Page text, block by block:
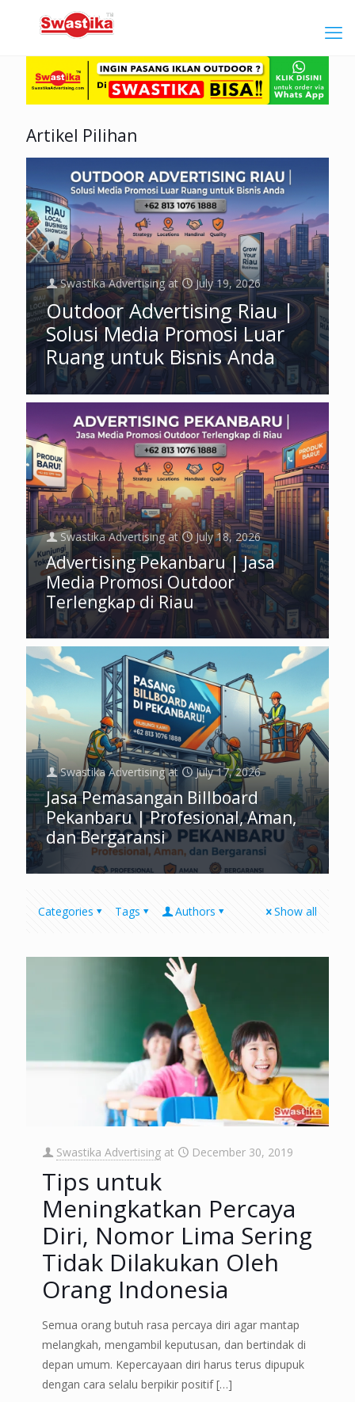
Artikel Pilihan
Swastika Advertising at July 19, 2026
Outdoor Advertising Riau |
Solusi Media Promosi Luar
Ruang untuk Bisnis Anda
Swastika Advertising at July 18, 2026
Advertising Pekanbaru | Jasa
Media Promosi Outdoor
Terlengkap di Riau
Swastika Advertising at July 17, 2026
Jasa Pemasangan Billboard
Pekanbaru | Profesional, Aman,
dan Bergaransi
Categories Tags Authors Show all
Swastika Advertising at December 30, 2019
Tips untuk
Meningkatkan Percaya
Diri, Nomor Lima Sering
Tidak Dilakukan Oleh
Orang Indonesia
Semua orang butuh rasa percaya diri agar mantap
melangkah, mengambil keputusan, dan bertindak di
depan umum. Kepercayaan diri harus terus dipupuk
dengan cara selalu berpikir positif[…]